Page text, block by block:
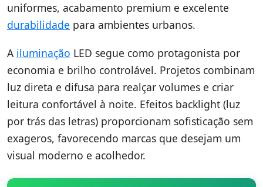
uniformes, acabamento premium e excelente
durabilidade para ambientes urbanos.
A iluminação LED segue como protagonista por
economia e brilho controlável. Projetos combinam
luz direta e difusa para realçar volumes e criar
leitura confortável à noite. Efeitos backlight (luz
por trás das letras) proporcionam sofisticação sem
exageros, favorecendo marcas que desejam um
visual moderno e acolhedor.